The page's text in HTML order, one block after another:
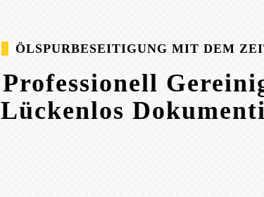
ÖLSPURBESEITIGUNG MIT DEM
Professionell
Lückenlos